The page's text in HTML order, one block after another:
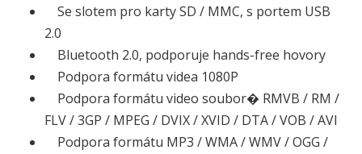
Se slotem pro karty SD / MMC, s portem USB
2.0
Bluetooth 2.0, podporuje hands-free hovory
Podpora formátu videa 1080P
Podpora formátu video soubor� RMVB / RM /
FLV / 3GP / MPEG / DVIX / XVID / DTA / VOB / AVI
Podpora formátu MP3 / WMA / WMV / OGG /